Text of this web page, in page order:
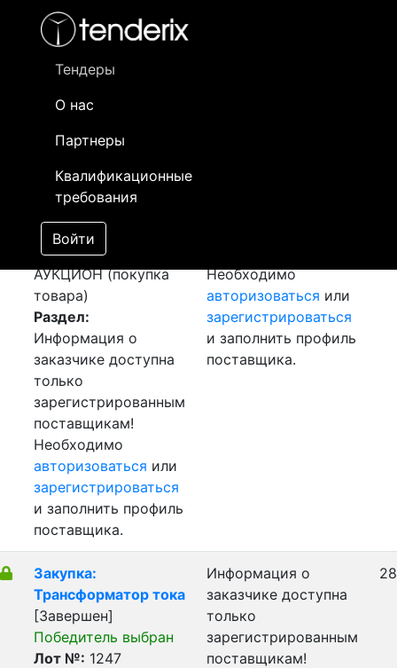
Тендеры
О нас
Партнеры
Квалификационные
требования
Войти
- активный лот
- сохраненный лот (не опубликован)
Перевозка (г.
Мангейм, Германия -
г.Кентау, Казахстан)
[Завершен]
Лот №:1248
АУКЦИОН (покупка
товара)
Раздел:
Информация о
заказчике доступна
только
зарегистрированным
поставщикам!
Необходимо
авторизоваться или
зарегистрироваться
и заполнить профиль
поставщика.
Необходимо
авторизоваться или
зарегистрироваться
и заполнить профиль
поставщика.
Закупка:
Трансформатор тока
[Завершен]
Победитель выбран
Лот №: 1247
Информация о
заказчике доступна
только
зарегистрированным
поставщикам!